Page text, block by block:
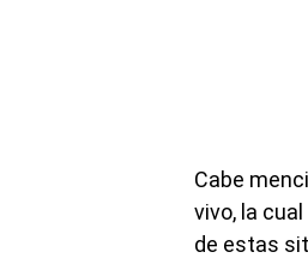
Cabe
vivo, la
de estas